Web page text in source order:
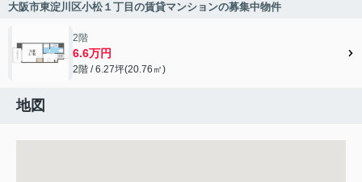
大阪市東淀川区小松１丁目の賃貸マンションの募集中物件
2階
6.6万円
2階 / 6.27坪(20.76㎡)
地図